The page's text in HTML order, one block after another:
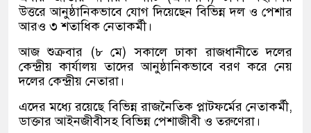
উত্তরে আনুষ্ঠানিকভাবে যোগ দিয়েছেন বিভিন্ন দল ও পেশার
আরও ৩ শতাধিক নেতাকর্মী।
আজ শুক্রবার (৮ মে)সকালে ঢাকা রাজধানীতে দলের
কেন্দ্রীয় কার্যালয় তাদের আনুষ্ঠানিকভাবে বরণ করে নেয়
দলের কেন্দ্রীয় নেতারা।
এদের মধ্যে রয়েছে বিভিন্ন রাজনৈতিক প্লাটফর্মের নেতাকর্মী,
ডাক্তার আইনজীবীসহ বিভিন্ন পেশাজীবী ও তরুণেরা।